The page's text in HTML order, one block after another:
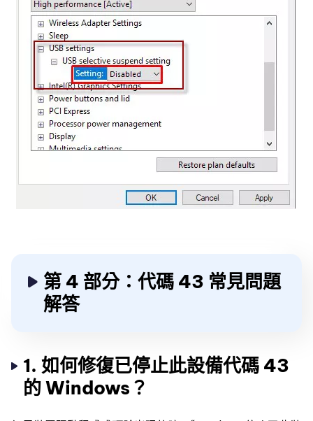
第 4 部分：代碼 43 常見問題
解答
1. 如何修復已停止此設備代碼 43
的 Windows？